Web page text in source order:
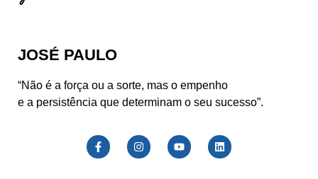
JOSÉ PAULO
“Não é a força ou a sorte, mas o empenho
e a persistência que determinam o seu sucesso”.